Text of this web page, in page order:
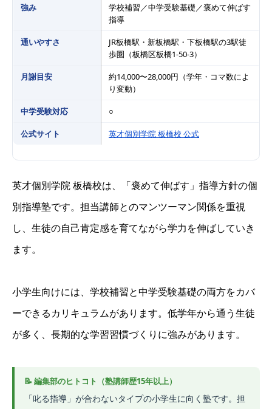
強み
学校補習／中学受験基礎／褒めて伸ばす
指導
通いやすさ
JR板橋駅・新板橋駅・下板橋駅の3駅徒
歩圏（板橋区板橋1-50-3）
月謝目安
約14,000〜28,000円（学年・コマ数によ
り変動）
中学受験対応 ○
公式サイト 英才個別学院 板橋校 公式
英才個別学院 板橋校は、「褒めて伸ばす」指導方針の個
別指導塾です。担当講師とのマンツーマン関係を重視
し、生徒の自己肯定感を育てながら学力を伸ばしていき
ます。
小学生向けには、学校補習と中学受験基礎の両方をカバ
ーできるカリキュラムがあります。低学年から通う生徒
が多く、長期的な学習習慣づくりに強みがあります。
「叱る指導」が合わないタイプの小学生に向く塾です。担